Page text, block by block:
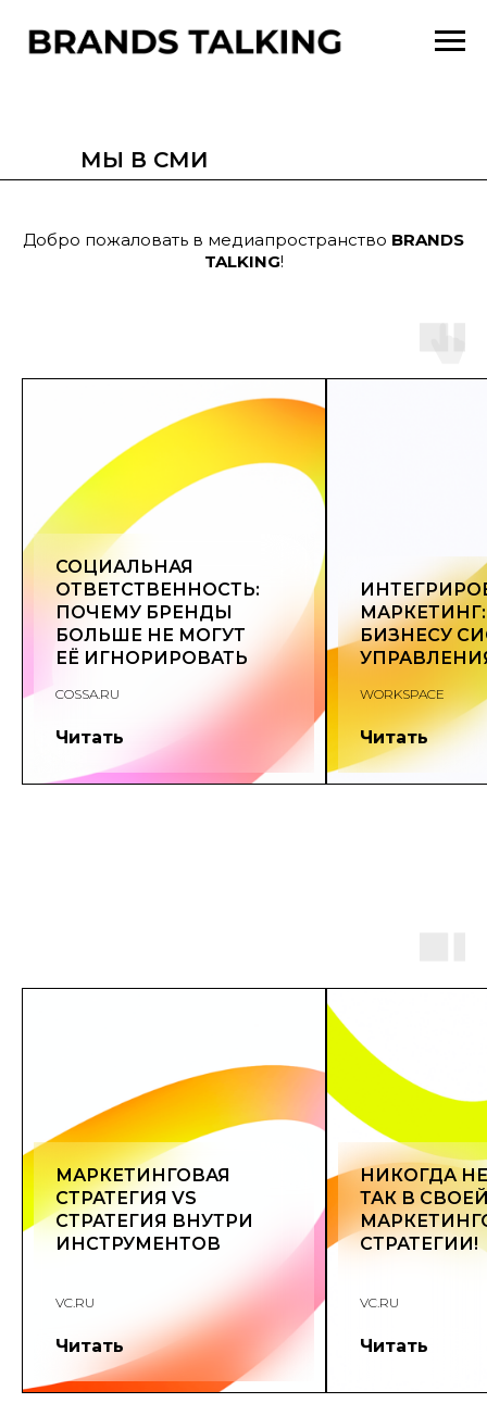
МЫ В СМИ
Добро пожаловать в медиапространство BRANDS
TALKING!
СОЦИАЛЬНАЯ
ОТВЕТСТВЕННОСТЬ:
ПОЧЕМУ БРЕНДЫ
БОЛЬШЕ НЕ МОГУТ
ЕЁ ИГНОРИРОВАТЬ
COSSA.RU
Читать
БИЗНЕСУ
WORKSPACE
Читать
МАРКЕТИНГОВАЯ
СТРАТЕГИЯ VS
СТРАТЕГИЯ ВНУТРИ
ИНСТРУМЕНТОВ
VC.RU
Читать
НИКОГДА
ТАК В
СТРАТЕГИИ!
VC.RU
Читать